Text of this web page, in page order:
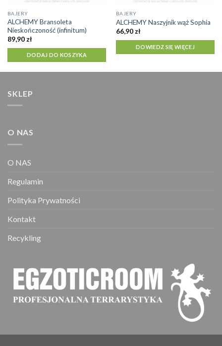
BAJERY
ALCHEMY Bransoleta
Nieskończoność (infinitum)
89,90zł
DODAJ DO KOSZYKA
BAJERY
ALCHEMY Naszyjnik wąż Sophia
66,90 zł
DOWIEDZ SIĘ WIĘCEJ
SKLEP
O NAS
O NAS
Regulamin
Polityka Prywatności
Kontakt
Recykling